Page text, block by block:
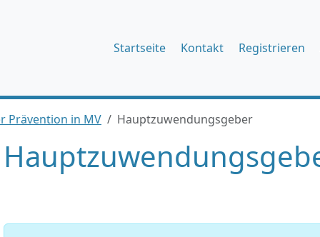
Startseite Kontakt Registrieren
Prävention in MV Hauptzuwendungsgeber